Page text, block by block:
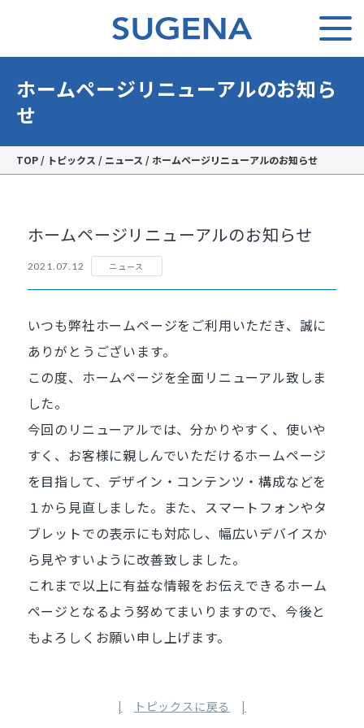
ホームページリニューアルのお知ら
せ
TOP / トピックス / ニュース / ホームページリニューアルのお知らせ
ホームページリニューアルのお知らせ
2021.07.12 ニュース
いつも弊社ホームページをご利用いただき、誠に
ありがとうございます。
この度、ホームページを全面リニューアル致しま
した。
今回のリニューアルでは、分かりやすく、使いや
すく、お客様に親しんでいただけるホームページ
を目指して、デザイン・コンテンツ・構成などを
１から見直しました。また、スマートフォンやタ
ブレットでの表示にも対応し、幅広いデバイスか
ら見やすいように改善致しました。
これまで以上に有益な情報をお伝えできるホーム
ページとなるよう努めてまいりますので、今後と
もよろしくお願い申し上げます。
トピックスに戻る